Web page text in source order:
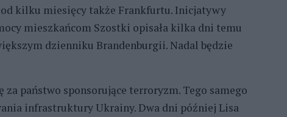
kilku miesięcy także Frankfurtu. Inicjatywy
mieszkańcom Szostki opisała kilka dni temu
dzienniku Brandenburgii. Nadal będzie
państwo sponsorujące terroryzm. Tego samego
infrastruktury Ukrainy. Dwa dni później Lisa